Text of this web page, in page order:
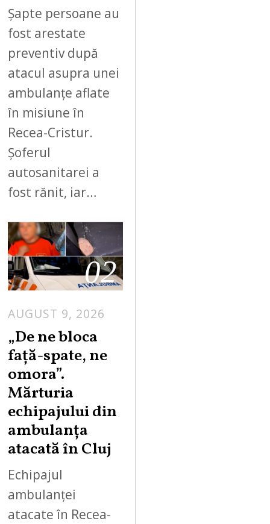
Șapte persoane au
fost arestate
preventiv după
atacul asupra unei
ambulanțe aflate
în misiune în
Recea-Cristur.
Șoferul
autosanitarei a
fost rănit, iar…
02
AUGUST 9, 2026
„De ne bloca
față-spate, ne
omora”.
Mărturia
echipajului din
ambulanța
atacată în Cluj
Echipajul
ambulanței
atacate în Recea-